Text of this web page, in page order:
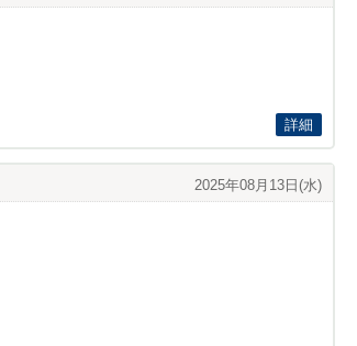
詳細
2025年08月13日(水)